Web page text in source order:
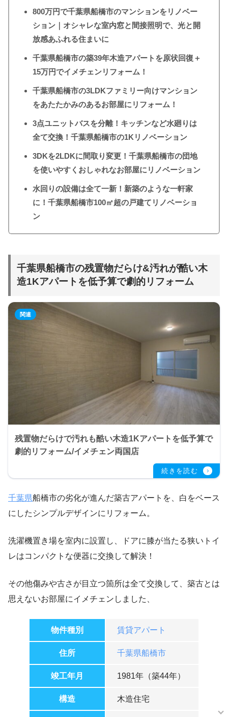
800万円で千葉県船橋市のマンションをリノベー
ション｜オシャレな室内窓と間接照明で、光と開
放感あふれる住まいに
千葉県船橋市の築39年木造アパートを原状回復＋
15万円でイメチェンリフォーム！
千葉県船橋市の3LDKファミリー向けマンション
をあたたかみのあるお部屋にリフォーム！
3点ユニットバスを分離！キッチンなど水廻りは
全て交換！千葉県船橋市の1Kリノベーション
3DKを2LDKに間取り変更！千葉県船橋市の団地
を使いやすくおしゃれなお部屋にリノベーション
水回りの設備は全て一新！新築のような一軒家
に！千葉県船橋市100㎡超の戸建てリノベーショ
ン
千葉県船橋市の残置物だらけ&汚れが酷い木
造1Kアパートを低予算で劇的リフォーム
残置物だらけで汚れも酷い木造1Kアパートを低予算で
劇的リフォーム/イメチェン両国店
千葉県船橋市の劣化が進んだ築古アパートを、白をベース
にしたシンプルデザインにリフォーム。
洗濯機置き場を室内に設置し、ドアに膝が当たる狭いトイ
レはコンパクトな便器に交換して解決！
その他傷みや古さが目立つ箇所は全て交換して、築古とは
思えないお部屋にイメチェンしました、
物件種別 賃貸アパート
住所 千葉県船橋市
竣工年月 1981年（築44年）
構造 木造住宅